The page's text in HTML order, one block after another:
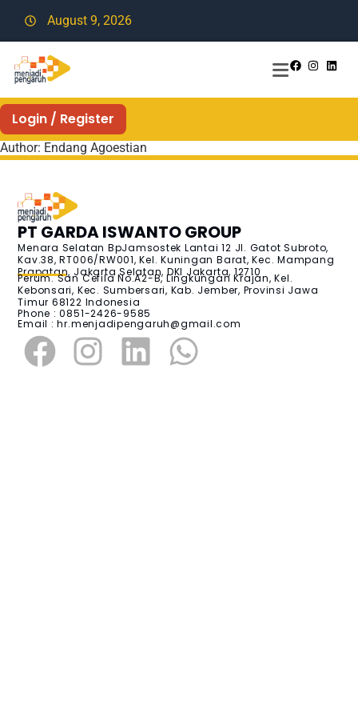
August 9, 2026
Login / Register
Author: Endang Agoestian
PT GARDA ISWANTO GROUP
Menara Selatan BpJamsostek Lantai 12 Jl. Gatot Subroto,
Kav.38, RT006/RW001, Kel. Kuningan Barat, Kec. Mampang
Prapatan, Jakarta Selatan, DKI Jakarta, 12710
Perum. San Cefila No.A2-B, Lingkungan Krajan, Kel.
Kebonsari, Kec. Sumbersari, Kab. Jember, Provinsi Jawa
Timur 68122 Indonesia
Phone : 0851-2426-9585
Email :hr.menjadipengaruh@gmail.com